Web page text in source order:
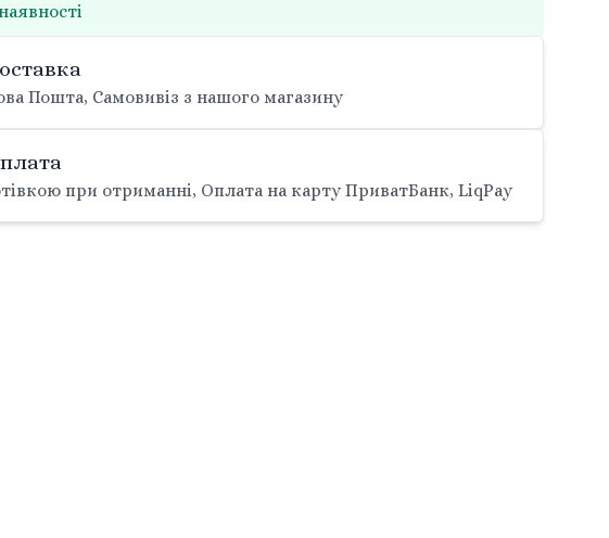
Пошта, Самовивіз з нашого магазину
при отриманні, Оплата на карту ПриватБанк, LiqPay